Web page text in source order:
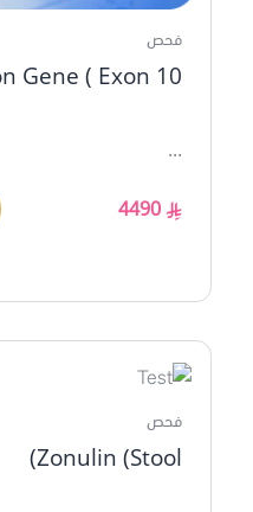
فحص
Gene ( Exon 10)
...
4490
فحص
Zonulin (Stool)